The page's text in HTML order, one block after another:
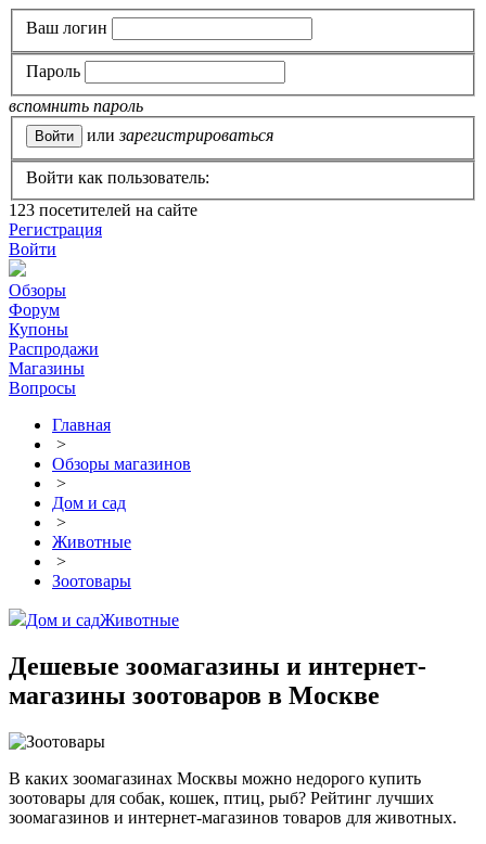
Ваш логин
Пароль
вспомнить пароль
или зарегистрироваться
Войти как пользователь:
123 посетителей на сайте
Регистрация
Войти
Обзоры
Форум
Купоны
Распродажи
Магазины
Вопросы
Главная
>
Обзоры магазинов
>
Дом и сад
>
Животные
>
Зоотовары
Дом и садЖивотные
Дешевые зоомагазины и интернет-
магазины зоотоваров в Москве
В каких зоомагазинах Москвы можно недорого купить
зоотовары для собак, кошек, птиц, рыб? Рейтинг лучших
зоомагазинов и интернет-магазинов товаров для животных.